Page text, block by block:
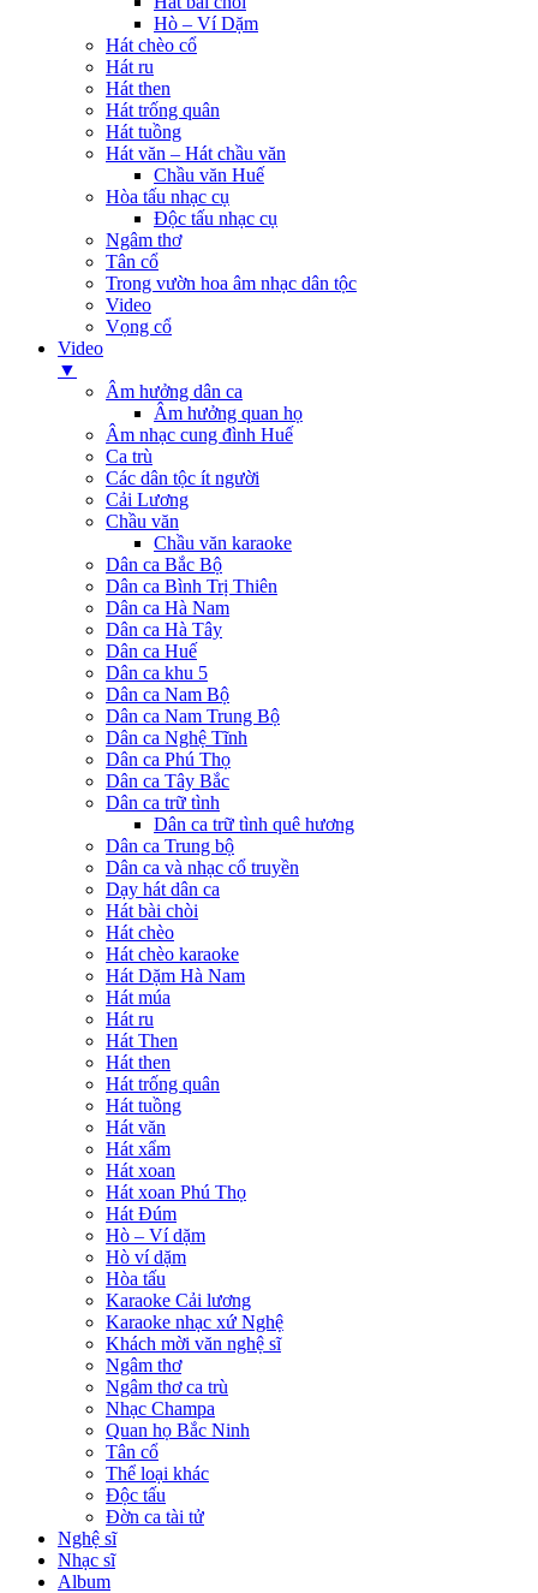
Hò – Ví Dặm
Hát chèo cổ
Hát ru
Hát then
Hát trống quân
Hát tuồng
Hát văn – Hát chầu văn
Chầu văn Huế
Hòa tấu nhạc cụ
Độc tấu nhạc cụ
Ngâm thơ
Tân cổ
Trong vườn hoa âm nhạc dân tộc
Video
Vọng cổ
Video
▼
Âm hưởng dân ca
Âm hưởng quan họ
Âm nhạc cung đình Huế
Ca trù
Các dân tộc ít người
Cải Lương
Chầu văn
Chầu văn karaoke
Dân ca Bắc Bộ
Dân ca Bình Trị Thiên
Dân ca Hà Nam
Dân ca Hà Tây
Dân ca Huế
Dân ca khu 5
Dân ca Nam Bộ
Dân ca Nam Trung Bộ
Dân ca Nghệ Tĩnh
Dân ca Phú Thọ
Dân ca Tây Bắc
Dân ca trữ tình
Dân ca trữ tình quê hương
Dân ca Trung bộ
Dân ca và nhạc cổ truyền
Dạy hát dân ca
Hát bài chòi
Hát chèo
Hát chèo karaoke
Hát Dặm Hà Nam
Hát múa
Hát ru
Hát Then
Hát then
Hát trống quân
Hát tuồng
Hát văn
Hát xẩm
Hát xoan
Hát xoan Phú Thọ
Hát Đúm
Hò – Ví dặm
Hò ví dặm
Hòa tấu
Karaoke Cải lương
Karaoke nhạc xứ Nghệ
Khách mời văn nghệ sĩ
Ngâm thơ
Ngâm thơ ca trù
Nhạc Champa
Quan họ Bắc Ninh
Tân cổ
Thể loại khác
Độc tấu
Đờn ca tài tử
Nghệ sĩ
Nhạc sĩ
Album